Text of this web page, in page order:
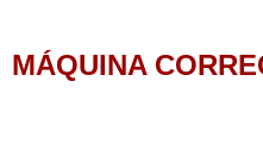
MÁQUINA